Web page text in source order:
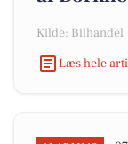
Kilde: Bilhandel
Læs hele